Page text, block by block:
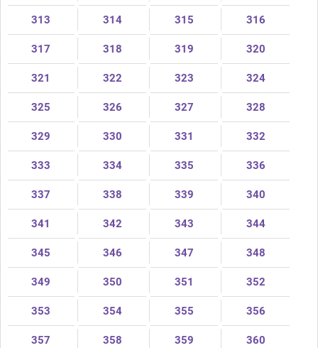
313 314 315 316
317 318 319 320
321 322 323 324
325 326 327 328
329 330 331 332
333 334 335 336
337 338 339 340
341 342 343 344
345 346 347 348
349 350 351 352
353 354 355 356
357 358 359 360